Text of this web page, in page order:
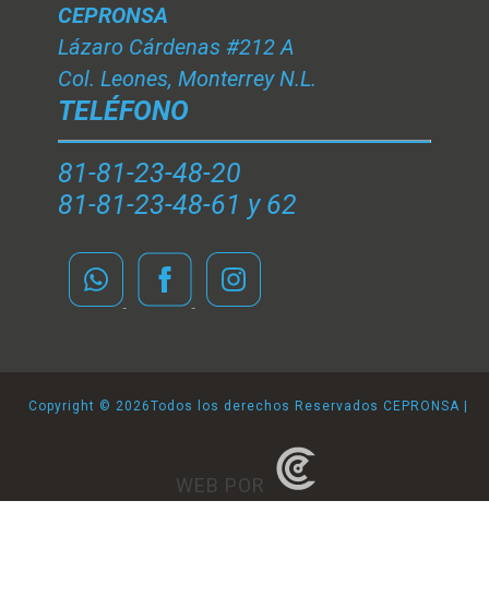
CEPRONSA
Lázaro Cárdenas #212 A
Col. Leones, Monterrey N.L.
TELÉFONO
81-81-23-48-20
81-81-23-48-61 y 62
Copyright © 2026Todos los derechos Reservados CEPRONSA |
WEB POR